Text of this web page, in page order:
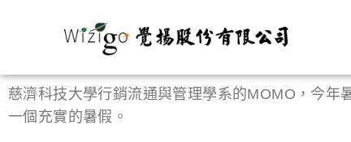
慈濟科技大學行銷流通與管理學系的MOMO，今
一個充實的暑假。